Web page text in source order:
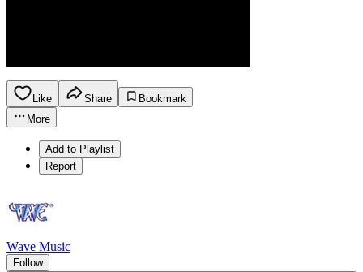
Like Share
Bookmark
More
Add to Playlist
Report
Wave Music
Follow